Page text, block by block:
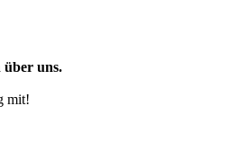
über uns.
mit!